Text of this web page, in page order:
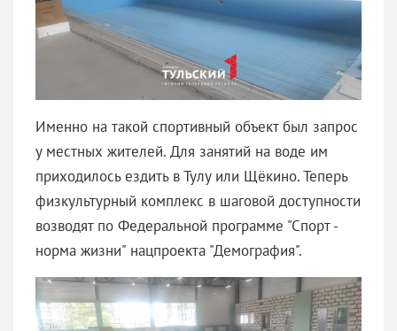
Именно на такой спортивный объект был запрос
у местных жителей. Для занятий на воде им
приходилось ездить в Тулу или Щёкино. Теперь
физкультурный комплекс в шаговой доступности
возводят по Федеральной программе "Спорт -
норма жизни" нацпроекта "Демография".